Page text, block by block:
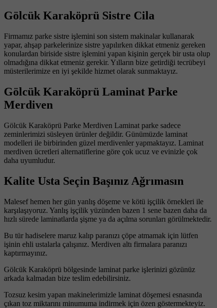
Gölcük Karaköprü Sistre Cila
Firmamız parke sistre işlemini son sistem makinalar kullanarak
yapar, ahşap parkelerinize sistre yapılırken dikkat etmeniz gereken
konulardan biriside sistre işlemini yapan kişinin gerçek bir usta olup
olmadığına dikkat etmeniz gerekir. Yılların bize getirdiği tecrübeyi
müsterilerimize en iyi şekilde hizmet olarak sunmaktayız.
Gölcük Karaköprü Laminat Parke
Merdiven
Gölcük Karaköprü Parke Merdiven Laminat parke sadece
zeminlerimizi süsleyen ürünler değildir. Günümüzde laminat
modelleri ile birbirinden güzel merdivenler yapmaktayız. Laminat
merdiven ücretleri alternatiflerine göre çok ucuz ve evinizle çok
daha uyumludur.
Kalite Usta Seçin Başınız Ağrımasın
Malesef hemen her gün yanlış döşeme ve kötü işçilik örnekleri ile
karşılaşıyoruz. Yanlış işçilik yüzünden bazen 1 sene bazen daha da
hızlı sürede laminatlarda şişme ya da açılma sorunları görülmektedir.
Bu tür hadiselere maruz kalıp paranızı çöpe atmamak için lütfen
işinin ehli ustalarla çalışınız. Merdiven altı firmalara paranızı
kaptırmayınız.
Gölcük Karaköprü bölgesinde laminat parke işlerinizi gözünüz
arkada kalmadan bize teslim edebilirsiniz.
Tozsuz kesim yapan makinelerimizle laminat döşemesi esnasında
çıkan toz miktarını minumuma indirmek için özen göstermekteyiz.